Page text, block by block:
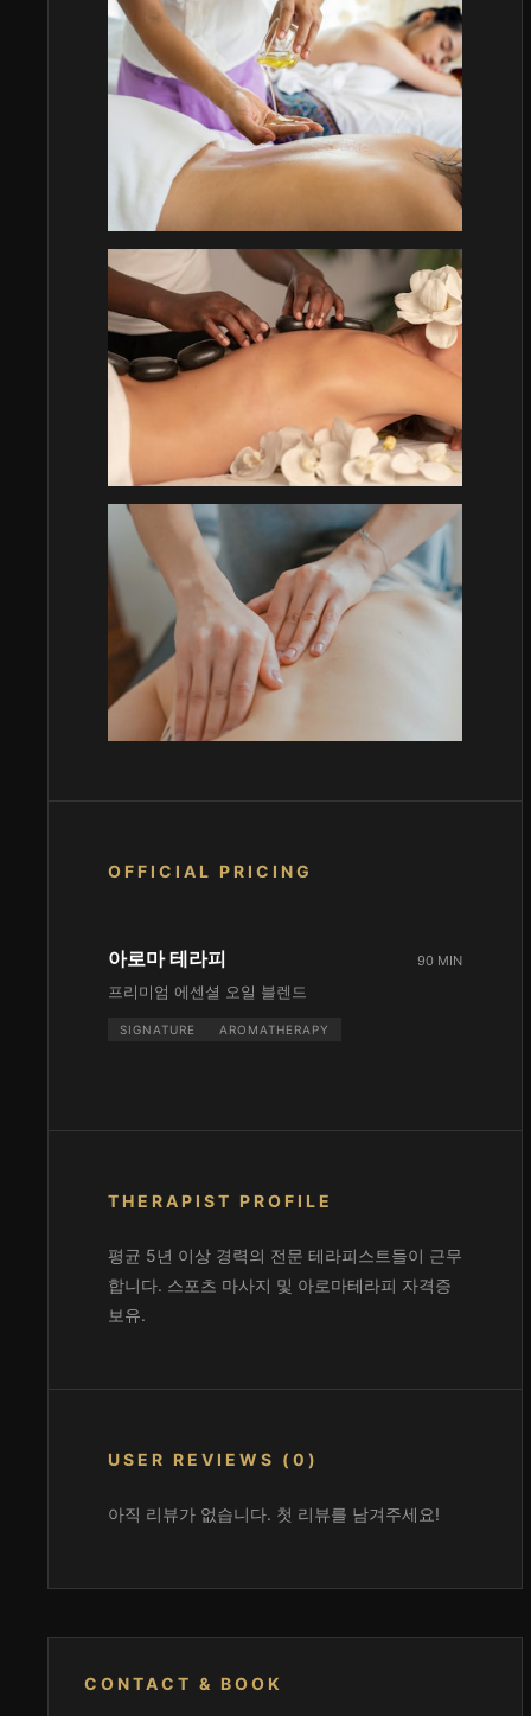
OFFICIAL PRICING
아로마 테라피
프리미엄 에센셜 오일 블렌드
SIGNATURE AROMATHERAPY
90 MIN
THERAPIST PROFILE
평균 5년 이상 경력의 전문 테라피스트들이 근무
합니다. 스포츠 마사지 및 아로마테라피 자격증
보유.
USER REVIEWS (0)
아직 리뷰가 없습니다. 첫 리뷰를 남겨주세요!
CONTACT & BOOK